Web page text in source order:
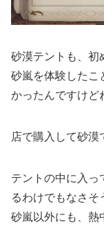
砂漠テントも、初
砂嵐を体験したこ
かったんですけど
店で購入して砂漠
テントの中に入っ
るわけでもなさそ
砂嵐以外にも、熱